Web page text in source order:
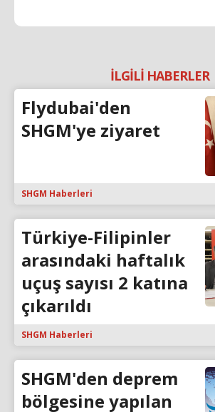
İLGİLİ HABERLER
Flydubai'den
SHGM'ye ziyaret
SHGM Haberleri
Türkiye-Filipinler
arasındaki haftalık
uçuş sayısı 2 katına
çıkarıldı
SHGM Haberleri
SHGM'den deprem
bölgesine yapılan